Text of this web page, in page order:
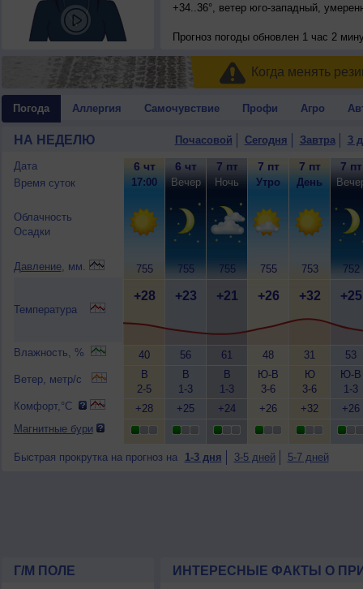
+34..36°, ветер юго-западный,
Прогноз погоды обновлен 1 час 2
Когда менять
Погода Аллергия Самочувствие Профи Агро
НА НЕДЕЛЮ Почасовой Сегодня Завтра 3
Дата
Время суток
Облачность
Осадки
Давление, мм.
Температура
Влажность, %
Ветер, метр/с
Комфорт,°C
Магнитные бури
6 чт
17:00
755
+28
40
В
2-5
+28
6 чт
Вечер
755
+23
56
В
1-3
+25
7 пт
Ночь
755
+21
61
В
1-3
+24
7 пт
Утро
755
+26
48
Ю-В
3-6
+26
7 пт
День
753
+32
31
Ю
3-6
+32
7 пт
752
+25
53
Ю-В
1-3
+26
Быстрая прокрутка на прогноз на 1-3 дня 3-5 дней 5-7 дней
Г/М ПОЛЕ ИНТЕРЕСНЫЕ ФАКТЫ О